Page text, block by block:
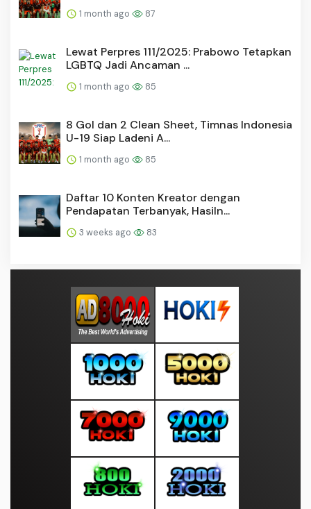
1 month ago 87
Lewat Perpres 111/2025: Prabowo Tetapkan
LGBTQ Jadi Ancaman ...
1 month ago 85
8 Gol dan 2 Clean Sheet, Timnas Indonesia
U-19 Siap Ladeni A...
1 month ago 85
Daftar 10 Konten Kreator dengan
Pendapatan Terbanyak, Hasiln...
3 weeks ago 83